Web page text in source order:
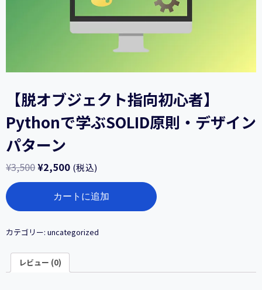
【脱オブジェクト指向初心者】
Pythonで学ぶSOLID原則・デザイン
パターン
¥3,500¥2,500 (税込)
【脱
オ
ブ
ェ
ト
向
カートに追加
カテゴリー: uncategorized
レビュー (0)